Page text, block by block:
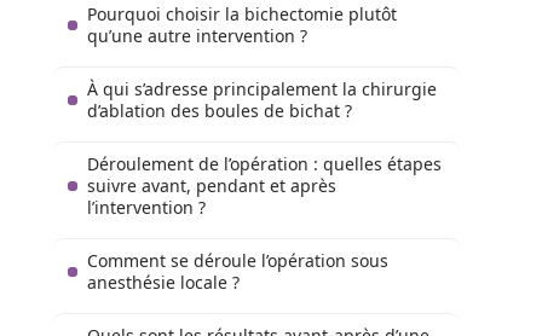
Pourquoi choisir la bichectomie plutôt
qu’une autre intervention ?
À qui s’adresse principalement la chirurgie
d’ablation des boules de bichat ?
Déroulement de l’opération : quelles étapes
suivre avant, pendant et après
l’intervention ?
Comment se déroule l’opération sous
anesthésie locale ?